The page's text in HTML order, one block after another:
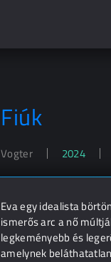
Fiúk
Vogter 2024
Eva egy idealista
ismerős arc a nő
legkeményebb és
amelynek